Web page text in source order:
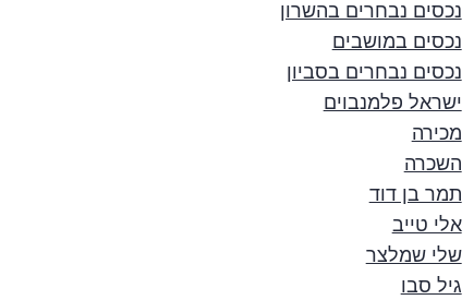
נכסים נבחרים בהשרון
נכסים במושבים
נכסים נבחרים בסביון
ישראל פלמנבוים
מכירה
השכרה
תמר בן דוד
אלי טייב
שלי שמלצר
גיל סבו